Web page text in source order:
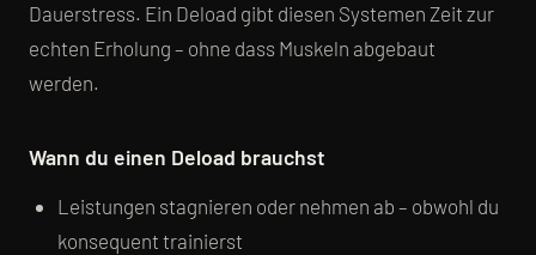
Dauerstress. Ein Deload gibt diesen Systemen Zeit zur
echten Erholung – ohne dass Muskeln abgebaut
werden.
Wann du einen Deload brauchst
Leistungen stagnieren oder nehmen ab – obwohl du
konsequent trainierst